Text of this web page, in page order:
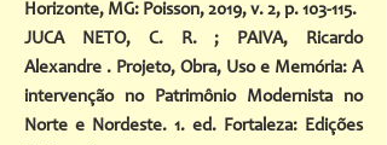
Horizonte, MG: Poisson, 2019, v. 2, p. 103-115.
JUCA NETO, C. R. ; PAIVA, Ricardo
Alexandre . Projeto, Obra, Uso e Memória: A
intervenção no Patrimônio Modernista no
Norte e Nordeste. 1. ed. Fortaleza: Edições